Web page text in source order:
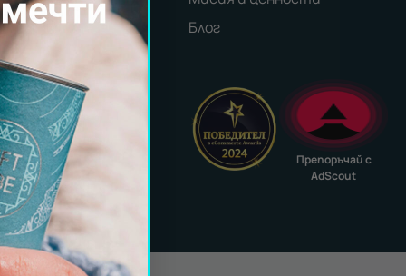
за партньори
Блог
с нас
tube.com
Препоръчай с
AdScout
LinkedIn